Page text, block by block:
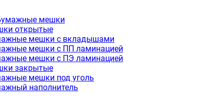
асинхронные трёхфазные с тормозом
асинхронные трёхфазные
асинхронные электродвигатели INNORED
вентиляция INNORED
независимая вентиляция INNOVARI
цилиндрические редукторы INNORED
червячные редукторы INNORED в
мотор-редукторы INNORED
мотор-редукторы INNORED MC
INNORED
INNORED
мешки
открытые
мешки с вкладышами
мешки с ПП ламинацией
мешки с ПЭ ламинацией
закрытые
мешки под уголь
наполнитель